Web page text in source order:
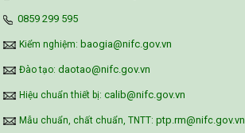
‪0859 299 595‬
Kiểm nghiệm: baogia@nifc.gov.vn
Đào tạo: daotao@nifc.gov.vn
Hiệu chuẩn thiết bị: calib@nifc.gov.vn
Mẫu chuẩn, chất chuẩn, TNTT: ptp.rm@nifc.gov.vn